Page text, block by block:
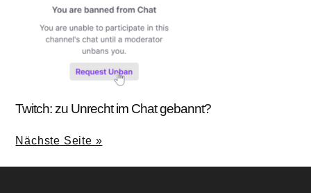
Twitch: zu Unrecht im Chat gebannt?
Nächste Seite »